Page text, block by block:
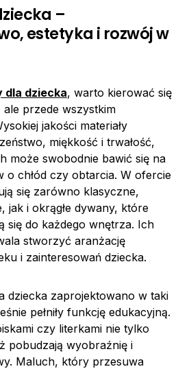
–
estetyka i rozwój w
dla dziecka, warto kierować się
przede wszystkim
jakości materiały
miękkość i trwałość,
może swobodnie bawić się na
o chłód czy obtarcia. W ofercie
się zarówno klasyczne,
jak i okrągłe dywany, które
się do każdego wnętrza. Ich
stworzyć aranżację
i zainteresowań dziecka.
dziecka zaprojektowano w taki
pełniły funkcję edukacyjną.
czy literkami nie tylko
pobudzają wyobraźnię i
Maluch, który przesuwa